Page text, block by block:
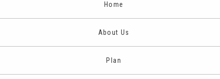
Home
About Us
Plan